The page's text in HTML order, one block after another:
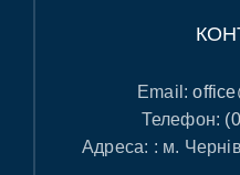
Email:
Телефон:
Адреса: : м.